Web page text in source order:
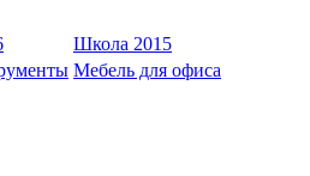
Школа 2015
Мебель для офиса